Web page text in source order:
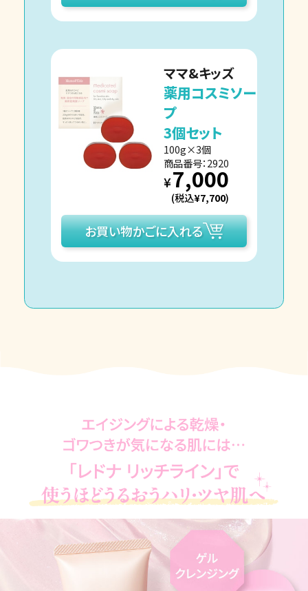
ママ&キッズ
薬用コスミソー
プ
3個セット
100g×3個
商品番号：2920
¥7,000
(税込¥7,700)
お買い物かごに入れる